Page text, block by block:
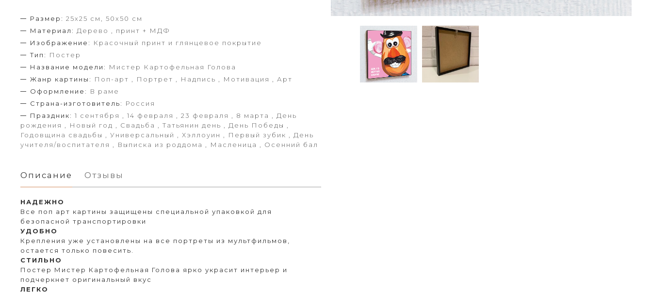
Размер: 25х25 см, 50х50 см
Материал: Дерево , принт + МДФ
Изображение:
Красочный принт и глянцевое покрытие
Тип:
Постер
Название модели:
Мистер Картофельная Голова
Жанр картины:
Поп-арт , Портрет , Надпись , Мотивация , Арт
Оформление:
В раме
Страна-изготовитель:
Россия
Праздник: 1 сентября , 14 февраля , 23 февраля , 8 марта , День
рождения , Новый год , Свадьба , Татьянин день , День Победы ,
Годовщина свадьбы , Универсальный , Хэллоуин , Первый зубик , День
учителя/воспитателя , Выписка из роддома , Масленица , Осенний бал
Описание Отзывы
НАДЕЖНО
Все поп арт картины защищены специальной упаковкой для
безопасной транспортировки
УДОБНО
Крепления уже установлены на все портреты из мультфильмов,
остается только повесить.
СТИЛЬНО
Постер Мистер Картофельная Голова ярко украсит интерьер и
подчеркнет оригинальный вкус
ЛЕГКО